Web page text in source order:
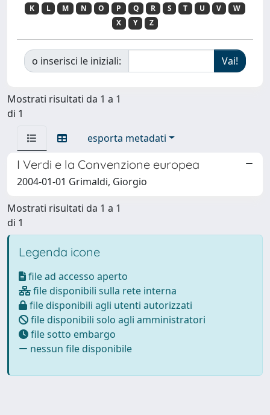
K
L M N O P Q R S T U V
W
X
Y Z
o inserisci le iniziali:
Mostrati risultati da 1 a 1
di 1
esporta metadati
I Verdi e la Convenzione europea
2004-01-01 Grimaldi, Giorgio
Mostrati risultati da 1 a 1
di 1
Legenda icone
file ad accesso aperto
file disponibili sulla rete interna
file disponibili agli utenti autorizzati
file disponibili solo agli amministratori
file sotto embargo
nessun file disponibile